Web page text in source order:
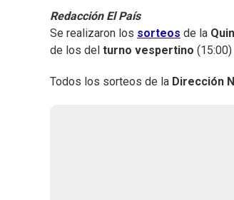
Redacción El País
Se realizaron los sorteos de la
de los del turno vespertino
Todos los sorteos de la Dirección